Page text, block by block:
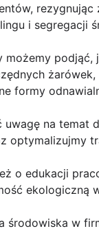
i segregacji
możemy
formy
uwagę na temat
optymalizujmy
o edukacji
ekologiczną
środowiska w